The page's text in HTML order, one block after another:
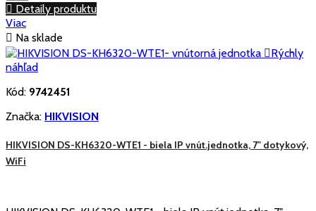
 Detaily produktu
Viac
 Na sklade
Rýchly
náhľad
Kód: 9742451
Značka: HIKVISION
HIKVISION DS-KH6320-WTE1 - biela IP vnút.jednotka, 7" dotykový,
WiFi